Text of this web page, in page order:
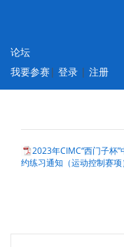
论坛
我要参赛| 登录 | 注册
【预约练习通
学院 设
2023年CIMC“西门子杯
约练习通知（运动控制赛